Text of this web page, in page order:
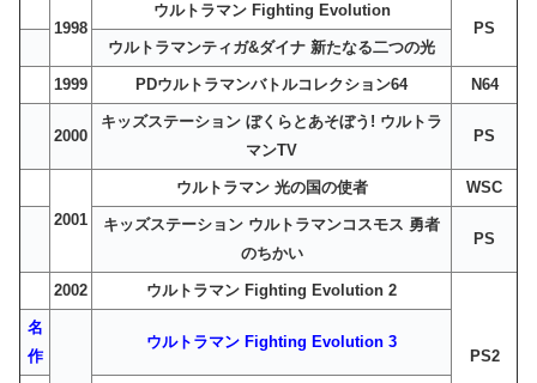
1998
ウルトラマン Fighting Evolution
PS
ウルトラマンティガ&ダイナ 新たなる二つの光
1999 PDウルトラマンバトルコレクション64 N64
2000
キッズステーション ぼくらとあそぼう! ウルトラ
マンTV
PS
2001
ウルトラマン 光の国の使者 WSC
キッズステーション ウルトラマンコスモス 勇者
のちかい
PS
2002 ウルトラマン Fighting Evolution 2
PS2
名
作
ウルトラマン Fighting Evolution 3